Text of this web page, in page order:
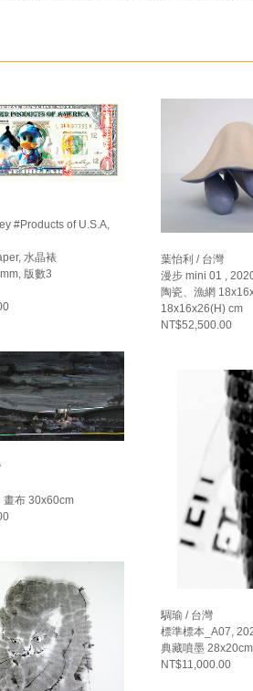
#Products of U.S.A,
水晶裱
版數3
畫布 30x60cm
葉怡利 / 台灣
漫步 mini 01 ,
陶瓷、漁網
18x16x26(H) cm
NT$52,500.00
騆瑜 / 台灣
標準標本_A07,
典藏噴墨 28x20cm
NT$11,000.00